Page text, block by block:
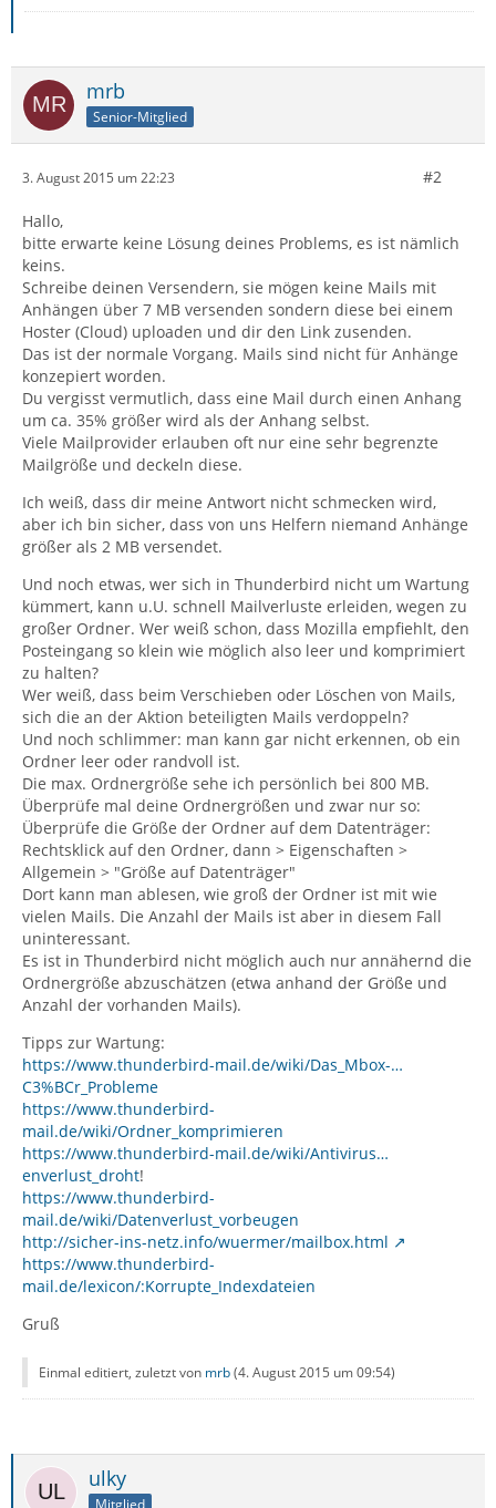
mrb
Senior-Mitglied
3. August 2015 um 22:23 #2
Hallo,
bitte erwarte keine Lösung deines Problems, es ist nämlich
keins.
Schreibe deinen Versendern, sie mögen keine Mails mit
Anhängen über 7 MB versenden sondern diese bei einem
Hoster (Cloud) uploaden und dir den Link zusenden.
Das ist der normale Vorgang. Mails sind nicht für Anhänge
konzepiert worden.
Du vergisst vermutlich, dass eine Mail durch einen Anhang
um ca. 35% größer wird als der Anhang selbst.
Viele Mailprovider erlauben oft nur eine sehr begrenzte
Mailgröße und deckeln diese.
Ich weiß, dass dir meine Antwort nicht schmecken wird,
aber ich bin sicher, dass von uns Helfern niemand Anhänge
größer als 2 MB versendet.
Und noch etwas, wer sich in Thunderbird nicht um Wartung
kümmert, kann u.U. schnell Mailverluste erleiden, wegen zu
großer Ordner. Wer weiß schon, dass Mozilla empfiehlt, den
Posteingang so klein wie möglich also leer und komprimiert
zu halten?
Wer weiß, dass beim Verschieben oder Löschen von Mails,
sich die an der Aktion beteiligten Mails verdoppeln?
Und noch schlimmer: man kann gar nicht erkennen, ob ein
Ordner leer oder randvoll ist.
Die max. Ordnergröße sehe ich persönlich bei 800 MB.
Überprüfe mal deine Ordnergrößen und zwar nur so:
Überprüfe die Größe der Ordner auf dem Datenträger:
Rechtsklick auf den Ordner, dann > Eigenschaften >
Allgemein > "Größe auf Datenträger"
Dort kann man ablesen, wie groß der Ordner ist mit wie
vielen Mails. Die Anzahl der Mails ist aber in diesem Fall
uninteressant.
Es ist in Thunderbird nicht möglich auch nur annähernd die
Ordnergröße abzuschätzen (etwa anhand der Größe und
Anzahl der vorhanden Mails).
Tipps zur Wartung:
https://www.thunderbird-mail.de/wiki/Das_Mbox-…
C3%BCr_Probleme
https://www.thunderbird-
mail.de/wiki/Ordner_komprimieren
https://www.thunderbird-mail.de/wiki/Antivirus…
enverlust_droht!
https://www.thunderbird-
mail.de/wiki/Datenverlust_vorbeugen
http://sicher-ins-netz.info/wuermer/mailbox.html
https://www.thunderbird-
mail.de/lexicon/:Korrupte_Indexdateien
Gruß
Einmal editiert, zuletzt von mrb(4. August 2015 um 09:54)
ulky
Mitglied